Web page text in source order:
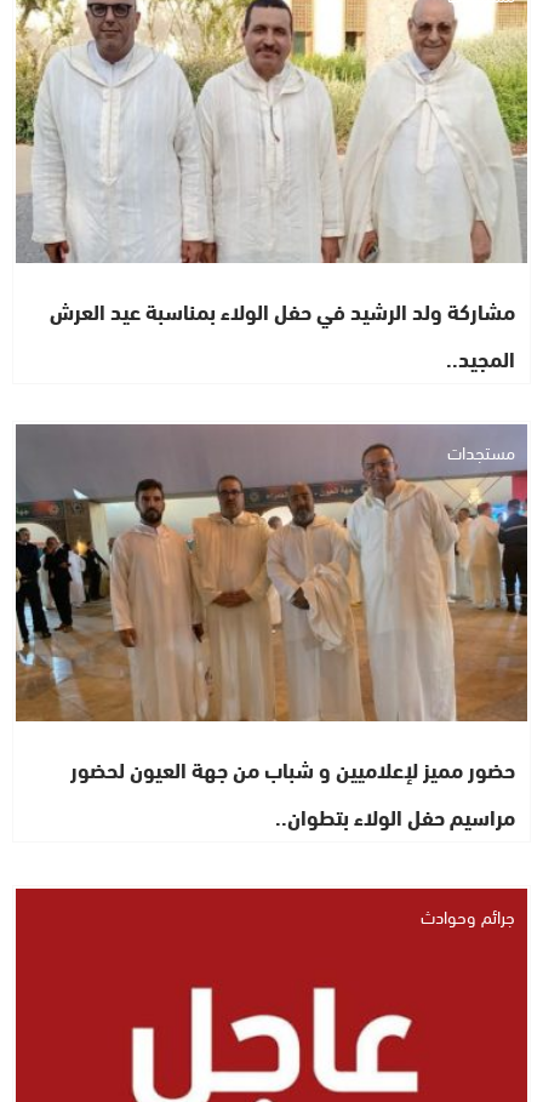
مشاركة ولد الرشيد في حفل الولاء بمناسبة عيد العرش
المجيد..
مستجدات
حضور مميز لإعلاميين و شباب من جهة العيون لحضور
مراسيم حفل الولاء بتطوان..
جرائم وحوادث